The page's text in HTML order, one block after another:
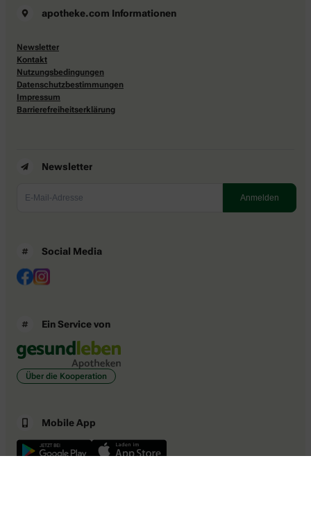
apotheke.com Informationen
Newsletter
Kontakt
Nutzungsbedingungen
Datenschutzbestimmungen
Impressum
Barrierefreiheitserklärung
Newsletter
Social Media
Ein Service von
Über die Kooperation
Mobile App